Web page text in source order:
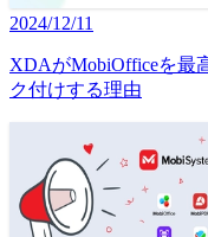
2024/12/11
XDAがMobiOfficeを最
ク付けする理由